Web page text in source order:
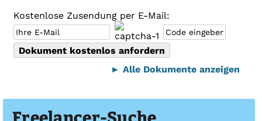
Kostenlose Zusendung per E-Mail:
► Alle Dokumente anzeigen